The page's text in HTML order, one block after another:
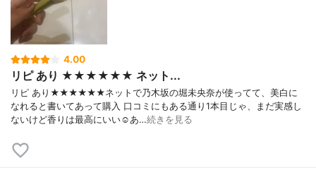
4.00
リピ あり ★★★★★★ ネット...
リピ あり★★★★★★ネットで乃木坂の堀未央奈が使ってて、美白に
なれると書いてあって購入 口コミにもある通り1本目じゃ、まだ実感し
ないけど香りは最高にいい☺️あ…続きを見る